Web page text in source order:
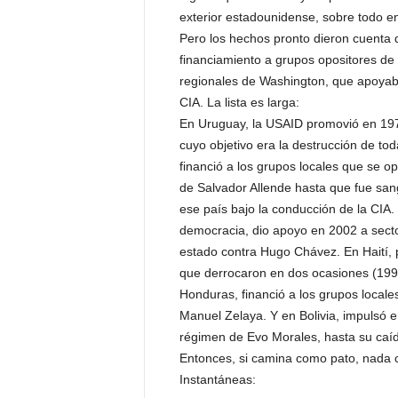
exterior estadounidense, sobre todo
Pero los hechos pronto dieron
financiamiento a grupos opositores
regionales de Washington, que
CIA. La lista es larga:
En Uruguay, la USAID promovió en
cuyo objetivo era la destrucción de
financió a los grupos locales que se
de Salvador Allende hasta que fue
ese país bajo la conducción de la
democracia, dio apoyo en 2002 a
estado contra Hugo Chávez. En
que derrocaron en dos ocasiones
Honduras, financió a los grupos
Manuel Zelaya. Y en Bolivia, impulsó
régimen de Evo Morales, hasta su
Entonces, si camina como pato, nada
Instantáneas: